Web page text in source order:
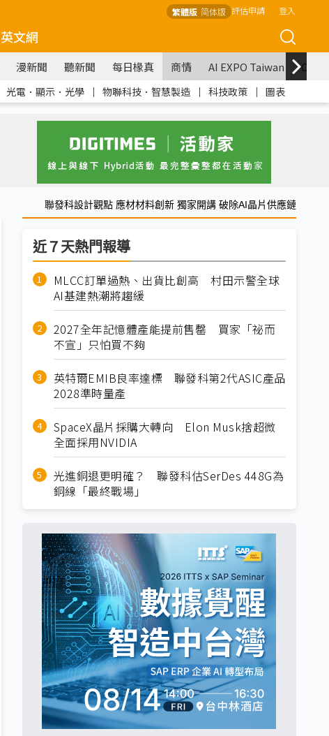
繁體版 简体版 評估申請 登入
英文網
漫新聞 聽新聞 每日椽真 商情 AI EXPO Taiwan
光電．顯示．光學 ｜ 物聯科技．智慧製造 ｜ 科技政策 ｜ 圖表
聯發科設計觀點 應材材料創新 獨家開講 破除AI晶片供應鏈
近７天熱門報導
MLCC訂單過熱、出貨比創高 村田示警全球
AI基建熱潮將趨緩
2027全年記憶體產能提前售罄 買家「祕而
不宣」只怕買不夠
英特爾EMIB良率達標 聯發科第2代ASIC產品
2028準時量產
SpaceX晶片採購大轉向 Elon Musk捨超微
全面採用NVIDIA
光進銅退更明確？ 聯發科估SerDes 448G為
銅線「最終戰場」